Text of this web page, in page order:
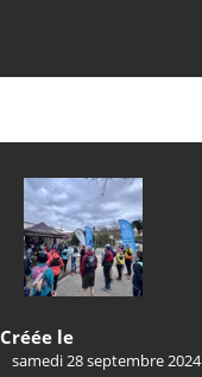
Créée le
samedi 28 septembre 2024